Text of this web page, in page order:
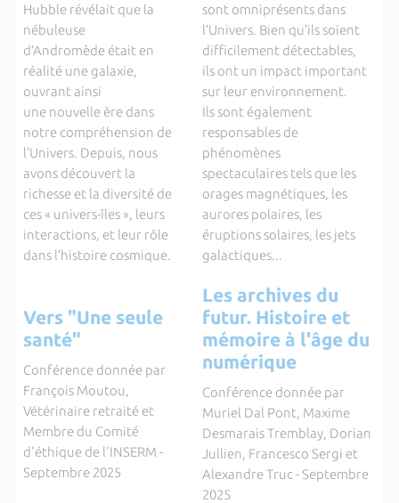
Hubble révélait que la
nébuleuse
d’Andromède était en
réalité une galaxie,
ouvrant ainsi
une nouvelle ère dans
notre compréhension de
l’Univers. Depuis, nous
avons découvert la
richesse et la diversité de
ces « univers-îles », leurs
interactions, et leur rôle
dans l’histoire cosmique.
sont omniprésents dans
l’Univers. Bien qu’ils soient
difficilement détectables,
ils ont un impact important
sur leur environnement.
Ils sont également
responsables de
phénomènes
spectaculaires tels que les
orages magnétiques, les
aurores polaires, les
éruptions solaires, les jets
galactiques...
Vers "Une seule
santé"
Conférence donnée par
François Moutou,
Vétérinaire retraité et
Membre du Comité
d'éthique de l'INSERM -
Septembre 2025
Les archives du
futur. Histoire et
mémoire à l'âge du
numérique
Conférence donnée par
Muriel Dal Pont, Maxime
Desmarais Tremblay, Dorian
Jullien, Francesco Sergi et
Alexandre Truc - Septembre
2025